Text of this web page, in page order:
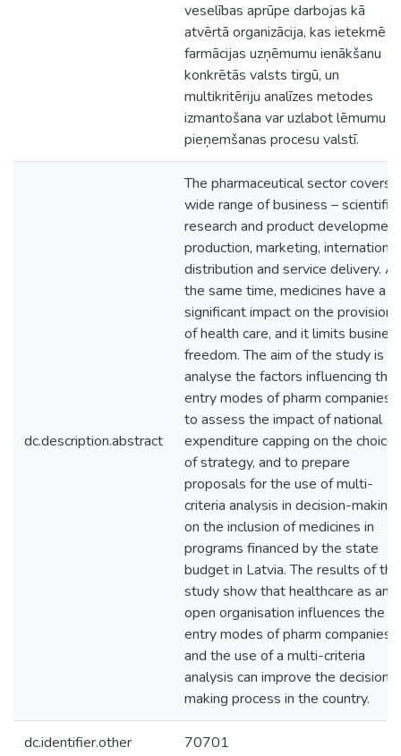
veselības aprūpe darbojas kā
atvērtā organizācija, kas ietekmē
farmācijas uzņēmumu ienākšanu
konkrētās valsts tirgū, un
multikritēriju analīzes metodes
izmantošana var uzlabot lēmumu
pieņemšanas procesu valstī.
dc.description.abstract
The pharmaceutical sector covers a
wide range of business – scientific
research and product
production, marketing, international
distribution and service delivery. At
the same time, medicines have a
significant impact on the provision
of health care, and it limits
freedom. The aim of the study is to
analyse the factors influencing the
entry modes of pharm companies,
to assess the impact of national
expenditure capping on the choice
of strategy, and to prepare
proposals for the use of multi-
criteria analysis in decision-making
on the inclusion of medicines in
programs financed by the state
budget in Latvia. The results of the
study show that healthcare as an
open organisation influences the
entry modes of pharm companies,
and the use of a multi-criteria
analysis can improve the decision-
making process in the country.
dc.identifier.other 70701